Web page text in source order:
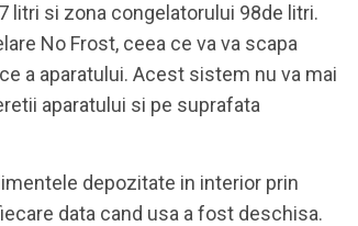
litri si zona congelatorului 98de litri.
No Frost, ceea ce va va scapa
a aparatului. Acest sistem nu va mai
aparatului si pe suprafata
depozitate in interior prin
data cand usa a fost deschisa.